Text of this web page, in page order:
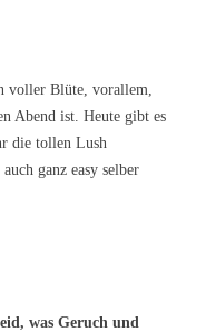
voller Blüte, vorallem,
Abend ist. Heute gibt es
die tollen Lush
ganz easy selber
was Geruch und